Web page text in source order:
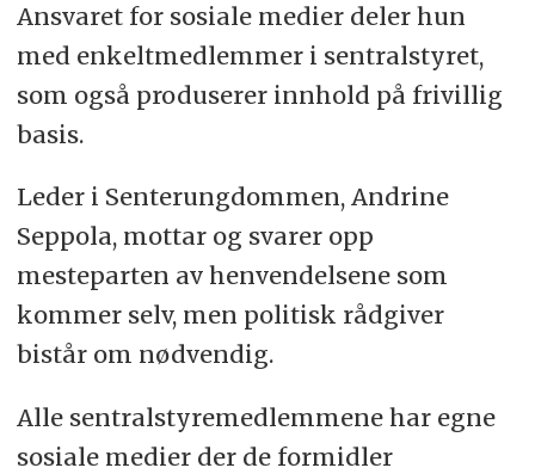
Ansvaret for sosiale medier deler hun
med enkeltmedlemmer i sentralstyret,
som også produserer innhold på frivillig
basis.
Leder i Senterungdommen, Andrine
Seppola, mottar og svarer opp
mesteparten av henvendelsene som
kommer selv, men politisk rådgiver
bistår om nødvendig.
Alle sentralstyremedlemmene har egne
sosiale medier der de formidler